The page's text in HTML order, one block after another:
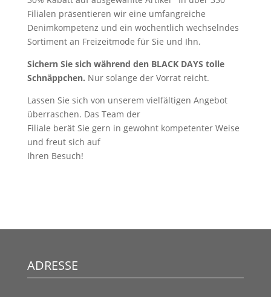
Filialen präsentieren wir eine umfangreiche
Denimkompetenz und ein wöchentlich wechselndes
Sortiment an Freizeitmode für Sie und Ihn.
Sichern Sie sich während den BLACK DAYS tolle
Schnäppchen. Nur solange der Vorrat reicht.
Lassen Sie sich von unserem vielfältigen Angebot
überraschen. Das Team der
Filiale berät Sie gern in gewohnt kompetenter Weise
und freut sich auf
Ihren Besuch!
ADRESSE